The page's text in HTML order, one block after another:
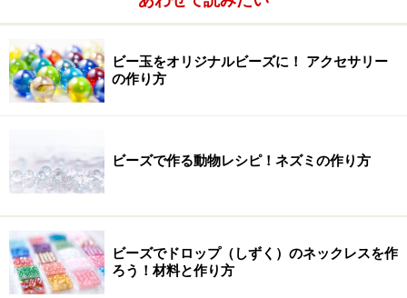
ビー玉をオリジナルビーズに！ アクセサリー
の作り方
ビーズで作る動物レシピ！ネズミの作り方
ビーズでドロップ（しずく）のネックレスを作
ろう！材料と作り方